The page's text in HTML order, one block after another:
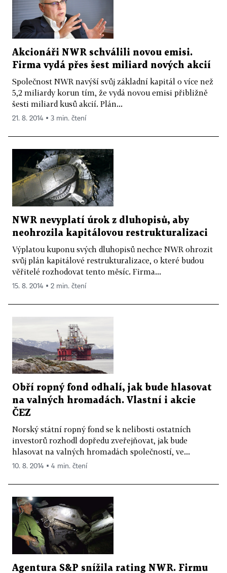
Akcionáři NWR schválili novou emisi.
Firma vydá přes šest miliard nových akcií
Společnost NWR navýší svůj základní kapitál o více než
5,2 miliardy korun tím, že vydá novou emisi přibližně
šesti miliard kusů akcií. Plán...
21. 8. 2014 ▪ 3 min. čtení
NWR nevyplatí úrok z dluhopisů, aby
neohrozila kapitálovou restrukturalizaci
Výplatou kuponu svých dluhopisů nechce NWR ohrozit
svůj plán kapitálové restrukturalizace, o které budou
věřitelé rozhodovat tento měsíc. Firma...
15. 8. 2014 ▪ 2 min. čtení
Obří ropný fond odhalí, jak bude hlasovat
na valných hromadách. Vlastní i akcie
ČEZ
Norský státní ropný fond se k nelibosti ostatních
investorů rozhodl dopředu zveřejňovat, jak bude
hlasovat na valných hromadách společností, ve...
10. 8. 2014 ▪ 4 min. čtení
Agentura S&P snížila rating NWR. Firmu